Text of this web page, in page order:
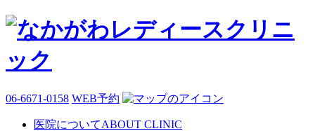
06-6671-0158 WEB予約
医院についてABOUT CLINIC